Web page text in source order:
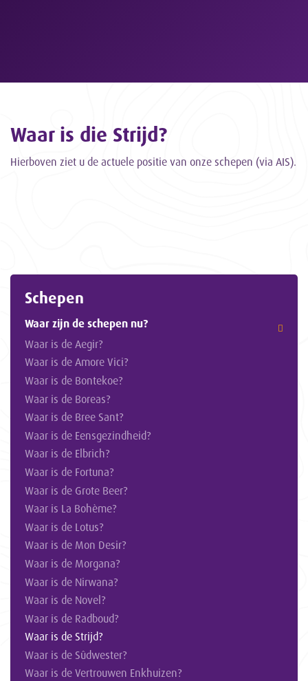
Waar is die Strijd?
Hierboven ziet u de actuele positie van onze schepen (via AIS).
Schepen
Waar zijn de schepen nu?
Waar is de Aegir?
Waar is de Amore Vici?
Waar is de Bontekoe?
Waar is de Boreas?
Waar is de Bree Sant?
Waar is de Eensgezindheid?
Waar is de Elbrich?
Waar is de Fortuna?
Waar is de Grote Beer?
Waar is La Bohème?
Waar is de Lotus?
Waar is de Mon Desir?
Waar is de Morgana?
Waar is de Nirwana?
Waar is de Novel?
Waar is de Radboud?
Waar is de Strijd?
Waar is de Sûdwester?
Waar is de Vertrouwen Enkhuizen?